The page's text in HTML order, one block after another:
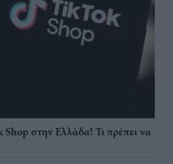
Shop στην Ελλάδα! Τι πρέπει να